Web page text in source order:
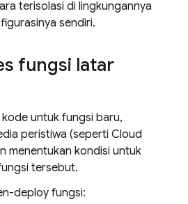
terisolasi di lingkungannya
sendiri.
fungsi latar
untuk fungsi baru,
peristiwa (seperti Cloud
menentukan kondisi untuk
tersebut.
deploy fungsi: